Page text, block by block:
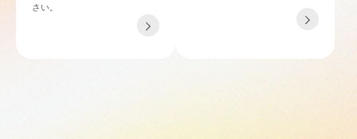
さい。
〒532-0011 大阪府大阪市淀川区西中島4-3-21 NLCセントラルビル901